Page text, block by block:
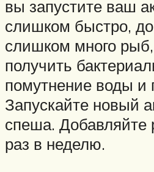
вы запустите ваш
слишком быстро,
слишком много
получить
помутнение воды и
Запускайте новый
спеша. Добавляйте
раз в неделю.